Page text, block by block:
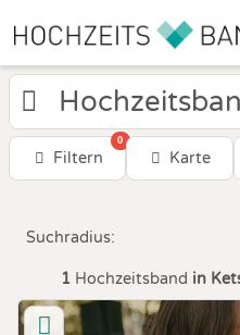
Filtern
0
Karte
Suchradius:
1 Hochzeitsband in